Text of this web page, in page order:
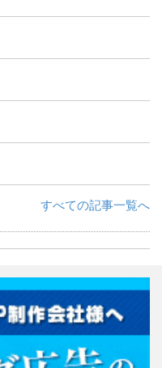
すべての記事一覧へ